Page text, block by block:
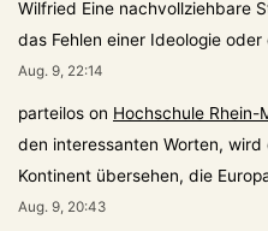
Wilfried Eine nachvollziehbare
das Fehlen einer Ideologie
Aug. 9, 22:14
parteilos on Hochschule Rhein-
den interessanten Worten,
Kontinent übersehen, die
Aug. 9, 20:43